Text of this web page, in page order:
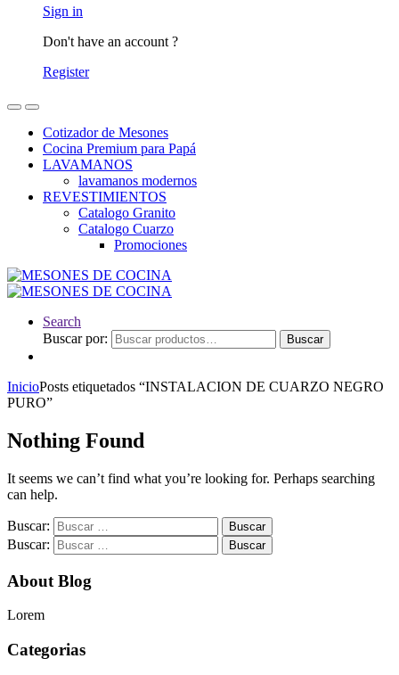
Sign in
Don't have an account ?
Register
Cotizador de Mesones
Cocina Premium para Papá
LAVAMANOS
lavamanos modernos
REVESTIMIENTOS
Catalogo Granito
Catalogo Cuarzo
Promociones
Search
Buscar por:
Buscar
InicioPosts etiquetados “INSTALACION DE CUARZO NEGRO
PURO”
Nothing Found
It seems we can’t find what you’re looking for. Perhaps searching
can help.
Buscar:
Buscar:
About Blog
Lorem
Categorias